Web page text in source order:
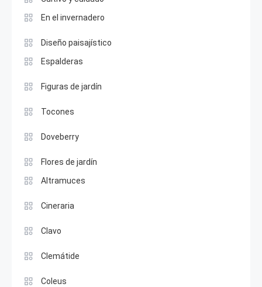
En el invernadero
Diseño paisajístico
Espalderas
Figuras de jardín
Tocones
Doveberry
Flores de jardín
Altramuces
Cineraria
Clavo
Clemátide
Coleus